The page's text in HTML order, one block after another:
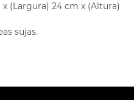
x (Largura) 24 cm x (Altura)
sujas.